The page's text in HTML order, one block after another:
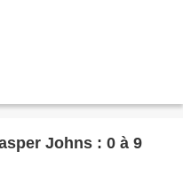
Johns : 0 à 9